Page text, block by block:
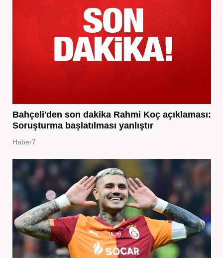
Bahçeli'den son dakika Rahmi Koç açıklaması:
Soruşturma başlatılması yanlıştır
Haber7